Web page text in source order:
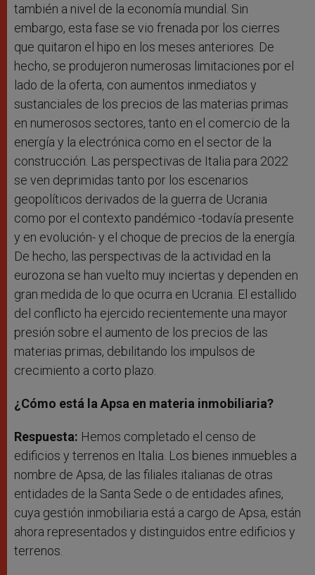
también a nivel de la economía mundial. Sin
embargo, esta fase se vio frenada por los cierres
que quitaron el hipo en los meses anteriores. De
hecho, se produjeron numerosas limitaciones por el
lado de la oferta, con aumentos inmediatos y
sustanciales de los precios de las materias primas
en numerosos sectores, tanto en el comercio de la
energía y la electrónica como en el sector de la
construcción. Las perspectivas de Italia para 2022
se ven deprimidas tanto por los escenarios
geopolíticos derivados de la guerra de Ucrania
como por el contexto pandémico -todavía presente
y en evolución- y el choque de precios de la energía.
De hecho, las perspectivas de la actividad en la
eurozona se han vuelto muy inciertas y dependen en
gran medida de lo que ocurra en Ucrania. El estallido
del conflicto ha ejercido recientemente una mayor
presión sobre el aumento de los precios de las
materias primas, debilitando los impulsos de
crecimiento a corto plazo.
¿Cómo está la Apsa en materia inmobiliaria?
Respuesta: Hemos completado el censo de
edificios y terrenos en Italia. Los bienes inmuebles a
nombre de Apsa, de las filiales italianas de otras
entidades de la Santa Sede o de entidades afines,
cuya gestión inmobiliaria está a cargo de Apsa, están
ahora representados y distinguidos entre edificios y
terrenos.